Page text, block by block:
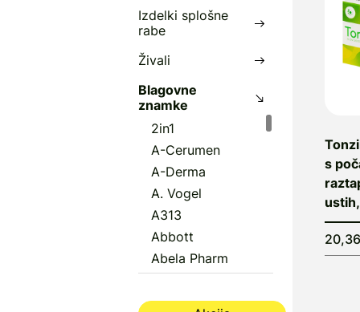
Izdelki splošne
rabe
Živali
Blagovne
znamke
2in1
A-Cerumen
A-Derma
A. Vogel
A313
Abbott
Abela Pharm
Aboca
s